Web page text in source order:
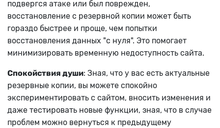
подвергся атаке или был поврежден,
восстановление с резервной копии может быть
гораздо быстрее и проще, чем попытки
восстановления данных "с нуля". Это помогает
минимизировать временную недоступность сайта.
Спокойствия души: Зная, что у вас есть актуальные
резервные копии, вы можете спокойно
экспериментировать с сайтом, вносить изменения и
даже тестировать новые функции, зная, что в случае
проблем можно вернуться к предыдущему